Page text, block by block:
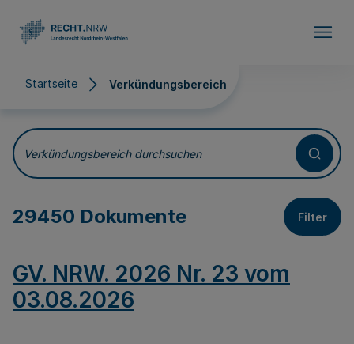
Startseite Verkündungsbereich
Verkündungsbereich
Verkündungsbereich durchsuchen
29450 Dokumente Filter
GV. NRW. 2026 Nr. 23 vom
03.08.2026